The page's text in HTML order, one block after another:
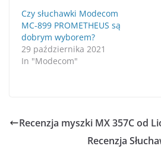
Czy słuchawki Modecom
MC-899 PROMETHEUS są
dobrym wyborem?
29 października 2021
In "Modecom"
Recenzja myszki MX 357C od
Recenzja